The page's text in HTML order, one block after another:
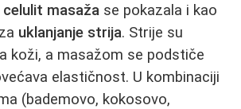
masaža se pokazala i kao
uklanjanje strija. Strije su
koži, a masažom se podstiče
elastičnost. U kombinaciji
(bademovo, kokosovo,